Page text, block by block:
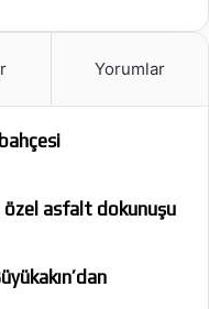
Yorumlar
özel asfalt dokunuşu